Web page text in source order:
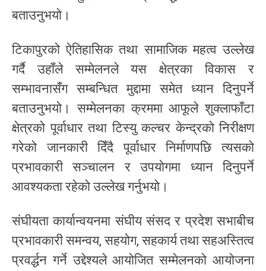
बताउनुभयो।
टिकापुरको ऐतिहासिक तथा सामाजिक महत्व उल्लेख
गर्दै उहाँले सम्मेलनले यस क्षेत्रका विकास र
सम्भावनासँग सम्बन्धित मुद्दामा समेत ध्यान दिनुपर्ने
बताउनुभयो। सम्मेलनका क्रममा आफूले शुक्लाफाँटा
क्षेत्रको पूर्वाधार तथा टिस्यु कल्चर केन्द्रको निरीक्षण
गरेको जानकारी दिँदै पूर्वाधार निर्माणपछि त्यसको
प्रभावकारी सञ्चालन र उपयोगमा ध्यान दिनुपर्ने
आवश्यकता रहेको उल्लेख गर्नुभयो।
संघीयता कार्यान्वयनमा संघीय संसद र प्रदेश सभाबीच
प्रभावकारी समन्वय, सहयोग, सहकार्य तथा सहअस्तित्व
प्रवर्द्धन गर्ने उद्देश्यले आयोजित सम्मेलनको आयोजना